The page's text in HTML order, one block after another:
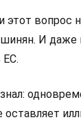
вопрос
И даже
ЕС.
оставляет